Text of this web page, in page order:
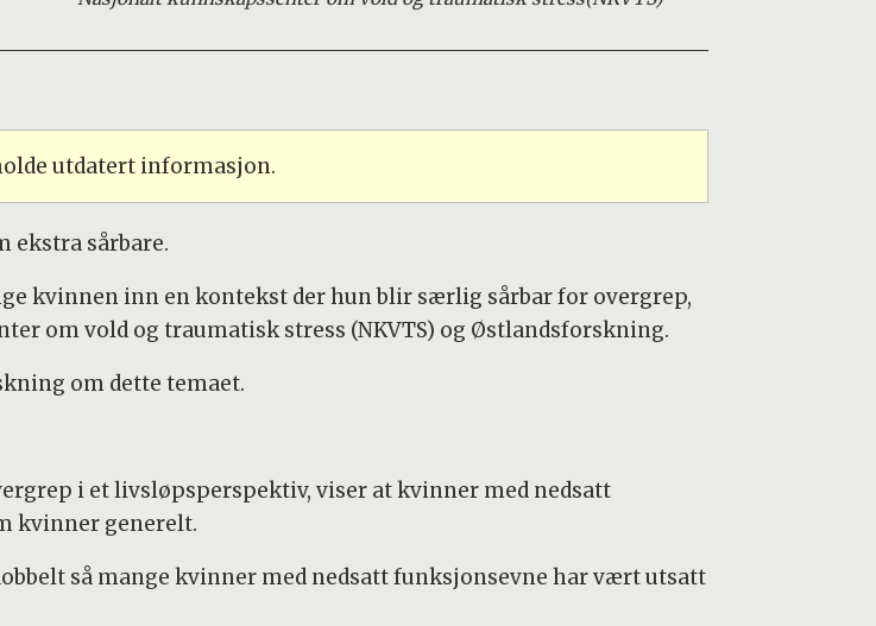
utdatert informasjon.
ekstra sårbare.
kvinnen inn en kontekst der hun blir særlig sårbar for overgrep,
om vold og traumatisk stress (NKVTS) og Østlandsforskning.
om dette temaet.
i et livsløpsperspektiv, viser at kvinner med nedsatt
kvinner generelt.
så mange kvinner med nedsatt funksjonsevne har vært utsatt